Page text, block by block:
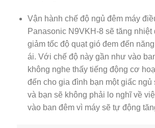
Vận hành chế độ ngủ đêm máy
Panasonic N9VKH-8 sẽ tăng nhiệt
giảm tốc độ quạt gió đem đến
ái. Với chế độ này gần như vào
không nghe thấy tiếng động cơ
đến cho gia đình bạn một giấc ngủ
và bạn sẽ không phải lo nghĩ về
vào ban đêm vì máy sẽ tự động